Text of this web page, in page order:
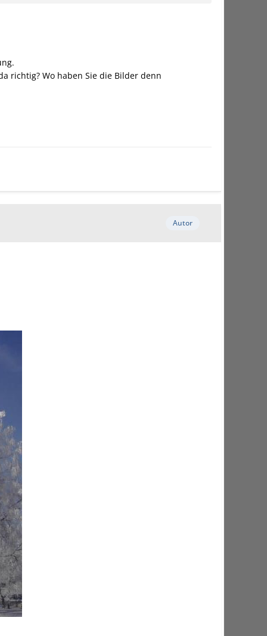
richtig? Wo haben Sie die Bilder denn
Autor